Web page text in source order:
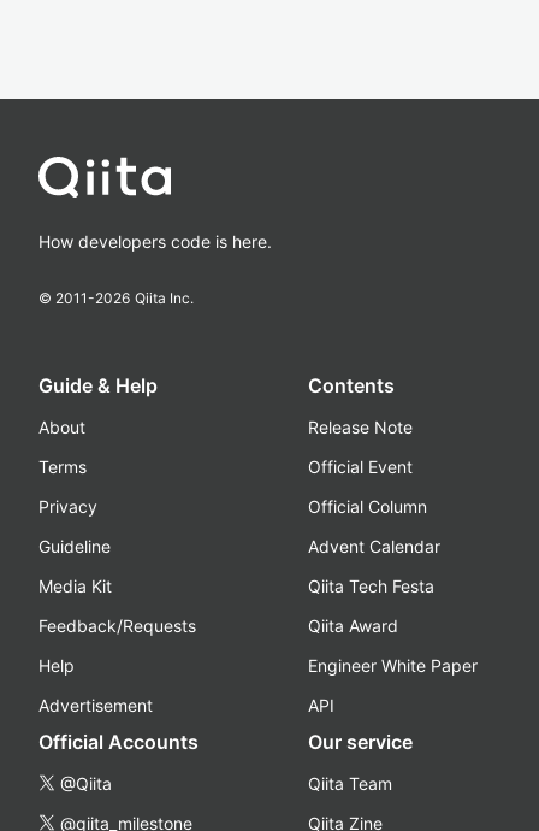
How developers code is here.
© 2011-2026 Qiita Inc.
Guide & Help
About
Terms
Privacy
Guideline
Media Kit
Feedback/Requests
Help
Advertisement
Contents
Release Note
Official Event
Official Column
Advent Calendar
Qiita Tech Festa
Qiita Award
Engineer White Paper
API
Official Accounts
@Qiita
@qiita_milestone
Our service
Qiita Team
Qiita Zine